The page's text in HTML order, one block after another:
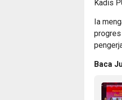
Kadis
Ia
progres
Baca